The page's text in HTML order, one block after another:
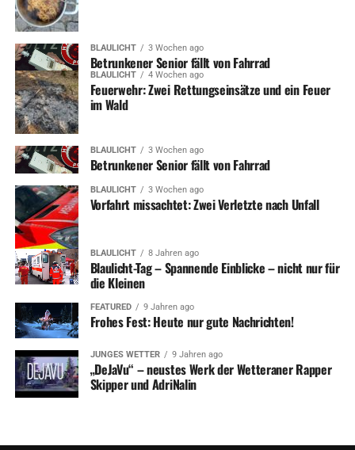
BLAULICHT 3 Wochen ago
Betrunkener Senior fällt von Fahrrad
BLAULICHT 4 Wochen ago
Feuerwehr: Zwei Rettungseinsätze und ein Feuer
im Wald
BLAULICHT 3 Wochen ago
Betrunkener Senior fällt von Fahrrad
BLAULICHT 3 Wochen ago
Vorfahrt missachtet: Zwei Verletzte nach Unfall
BLAULICHT 8 Jahren ago
Blaulicht-Tag – Spannende Einblicke – nicht nur für
die Kleinen
FEATURED 9 Jahren ago
Frohes Fest: Heute nur gute Nachrichten!
JUNGES WETTER 9 Jahren ago
„DeJaVu“ – neustes Werk der Wetteraner Rapper
Skipper und AdriNalin